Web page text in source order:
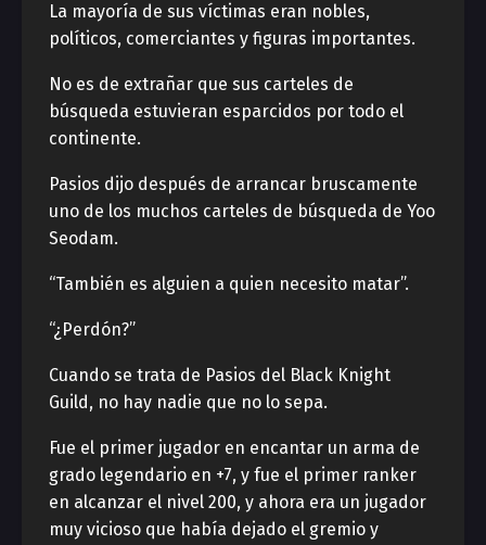
La mayoría de sus víctimas eran nobles,
políticos, comerciantes y figuras importantes.
No es de extrañar que sus carteles de
búsqueda estuvieran esparcidos por todo el
continente.
Pasios dijo después de arrancar bruscamente
uno de los muchos carteles de búsqueda de Yoo
Seodam.
“También es alguien a quien necesito matar”.
“¿Perdón?”
Cuando se trata de Pasios del Black Knight
Guild, no hay nadie que no lo sepa.
Fue el primer jugador en encantar un arma de
grado legendario en +7, y fue el primer ranker
en alcanzar el nivel 200, y ahora era un jugador
muy vicioso que había dejado el gremio y